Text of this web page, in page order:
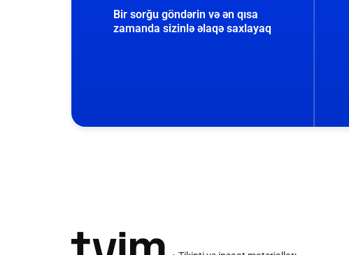
Bir sorğu göndərin və ən qısa
zamanda sizinlə əlaqə saxlayaq